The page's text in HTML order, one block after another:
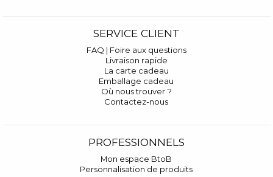
SERVICE CLIENT
FAQ | Foire aux questions
Livraison rapide
La carte cadeau
Emballage cadeau
Où nous trouver ?
Contactez-nous
PROFESSIONNELS
Mon espace BtoB
Personnalisation de produits